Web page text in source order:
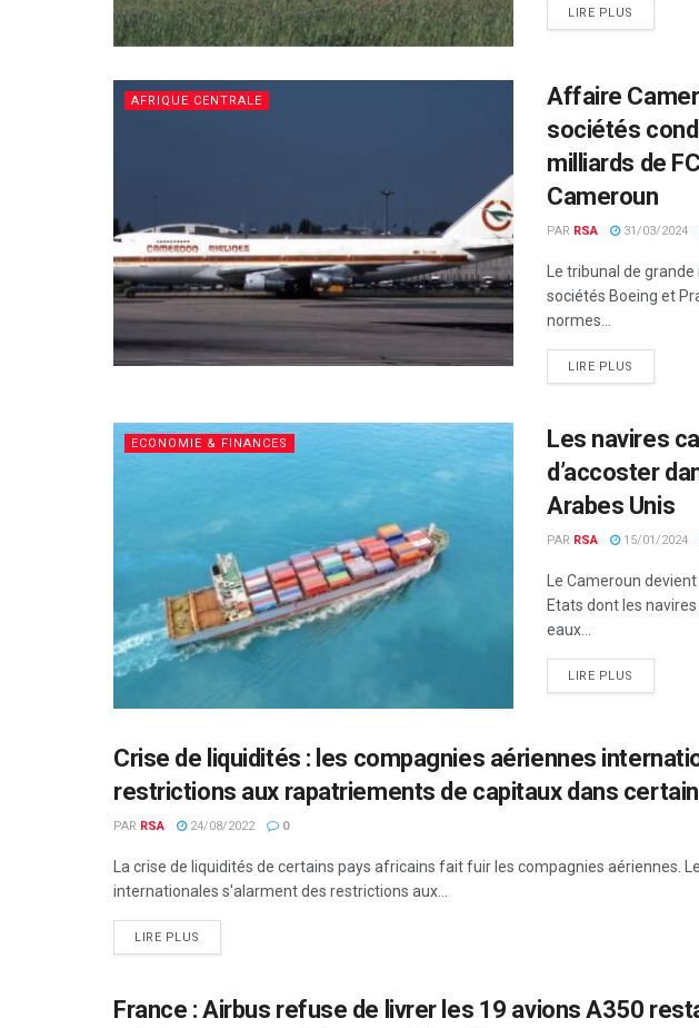
LIRE PLUS
AFRIQUE CENTRALE
Affaire
sociétés
milliards de
Cameroun
PAR RSA 31/03/2024
Le tribunal de
sociétés Boeing et
normes...
LIRE PLUS
ECONOMIE & FINANCES
Les navires
d’accoster
Arabes Unis
PAR RSA 15/01/2024
Le Cameroun
Etats dont les
eaux...
LIRE PLUS
AFRIQUE
Crise de liquidités : les compagnies aériennes
restrictions aux rapatriements de capitaux dans
PAR RSA 24/08/2022 0
La crise de liquidités de certains pays africains fait fuir les compagnies aériennes.
internationales s'alarment des restrictions aux...
LIRE PLUS
AUTORITÉ AÉRONAUTIQUE
France : Airbus refuse de livrer les 19 avions A350